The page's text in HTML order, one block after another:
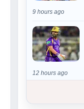
9 hours ago
12 hours ago